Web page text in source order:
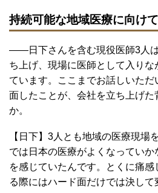
持続可能な地域医療に向けて
――日下さんを含む現役医師3人
ち上げ、現場に医師として入り
ています。ここまでお話しいた
面したことが、会社を立ち上げた
か。
【日下】3人とも地域の医療現場
では日本の医療がよくなっていか
を感じていたんです。とくに痛
る際にはハード面だけでは決して